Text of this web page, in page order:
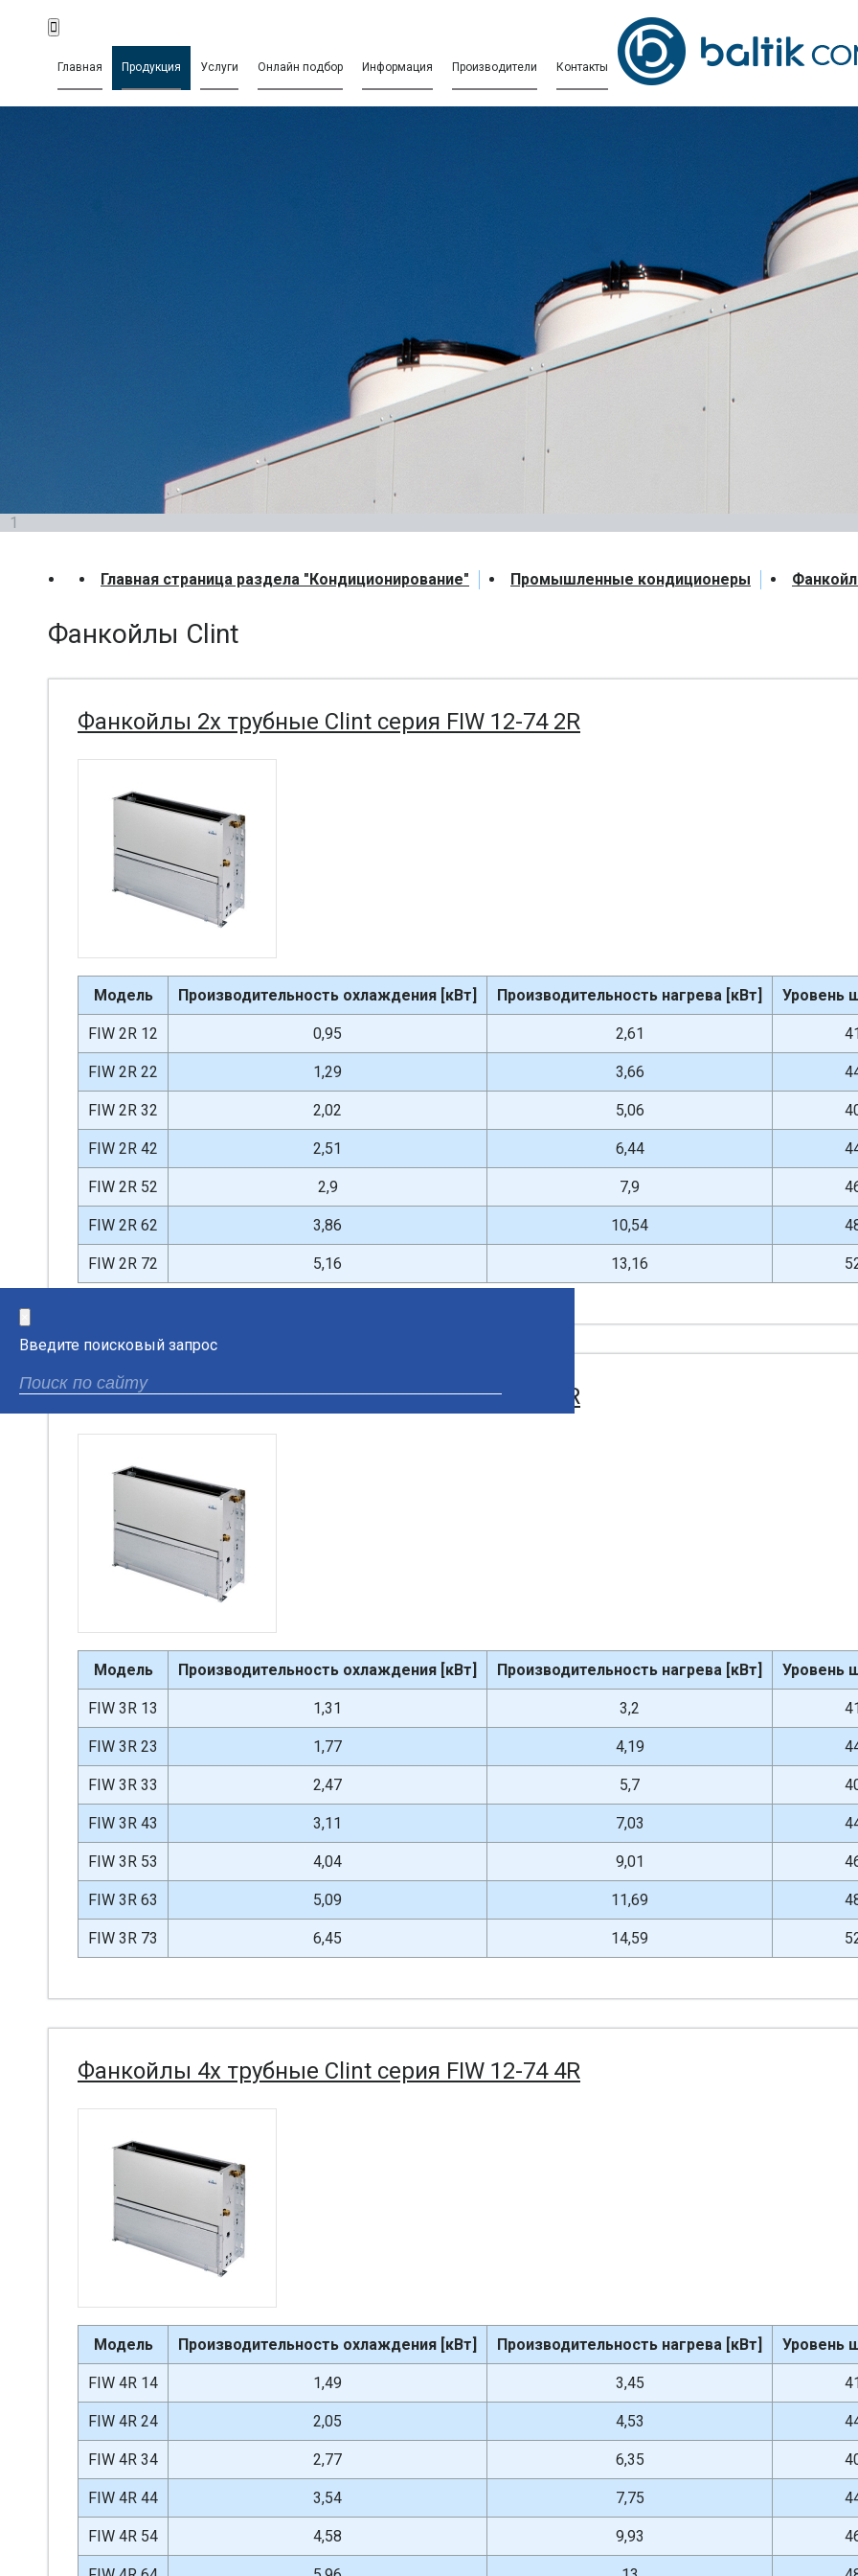
Главная Продукция Услуги Онлайн подбор Информация Производители Контакты
Введите поисковый запрос
1
Главная страница раздела "Кондиционирование" Промышленные кондиционеры
Фанкойлы Clint
Фанкойлы 2х трубные Clint серия FIW 12-74 2R
Модель Производительность охлаждения [кВт] Производительность нагрева [кВт] Уровень
FIW 2R 12 0,95 2,61
FIW 2R 22 1,29 3,66
FIW 2R 32 2,02 5,06
FIW 2R 42 2,51 6,44
FIW 2R 52 2,9 7,9
FIW 2R 62 3,86 10,54
FIW 2R 72 5,16 13,16
Фанкойлы 3х трубные Clint серия FIW 12-74 3R
Модель Производительность охлаждения [кВт] Производительность нагрева [кВт] Уровень
FIW 3R 13 1,31 3,2
FIW 3R 23 1,77 4,19
FIW 3R 33 2,47 5,7
FIW 3R 43 3,11 7,03
FIW 3R 53 4,04 9,01
FIW 3R 63 5,09 11,69
FIW 3R 73 6,45 14,59
Фанкойлы 4х трубные Clint серия FIW 12-74 4R
Модель Производительность охлаждения [кВт] Производительность нагрева [кВт] Уровень
FIW 4R 14 1,49 3,45
FIW 4R 24 2,05 4,53
FIW 4R 34 2,77 6,35
FIW 4R 44 3,54 7,75
FIW 4R 54 4,58 9,93